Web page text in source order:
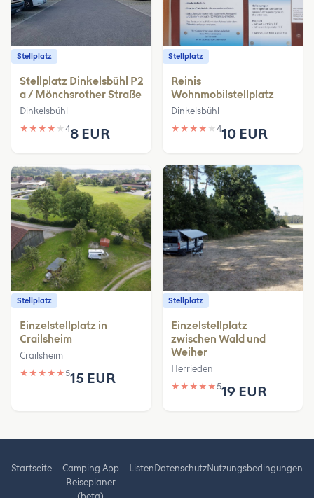
Stellplatz
Stellplatz Dinkelsbühl P2
a / Mönchsrother Straße
Dinkelsbühl
★ ★ ★ ★ ★ 48 EUR
Stellplatz
Reinis
Wohnmobilstellplatz
Dinkelsbühl
★ ★ ★ ★ ★ 410 EUR
Stellplatz
Einzelstellplatz in
Crailsheim
Crailsheim
★ ★ ★ ★ ★515 EUR
Stellplatz
Einzelstellplatz
zwischen Wald und
Weiher
Herrieden
★ ★ ★ ★ ★519 EUR
Startseite
Camping App
Reiseplaner
(beta)
ListenDatenschutzNutzungsbedingungen